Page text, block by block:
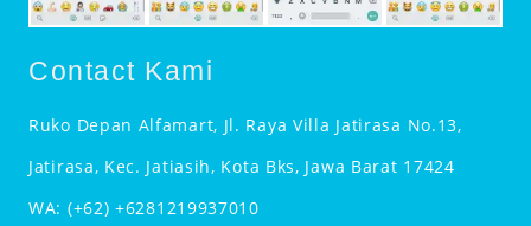
Contact Kami
Ruko Depan Alfamart, Jl. Raya Villa Jatirasa No.13,
Jatirasa, Kec. Jatiasih, Kota Bks, Jawa Barat 17424
WA: (+62) +6281219937010